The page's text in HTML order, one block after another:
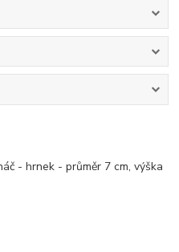
- hrnek - průměr 7 cm, výška